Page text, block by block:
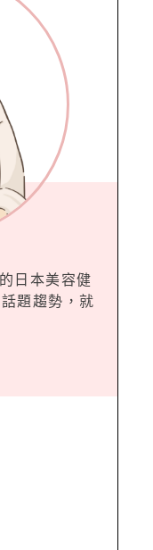
日本美容健
題趨勢，就